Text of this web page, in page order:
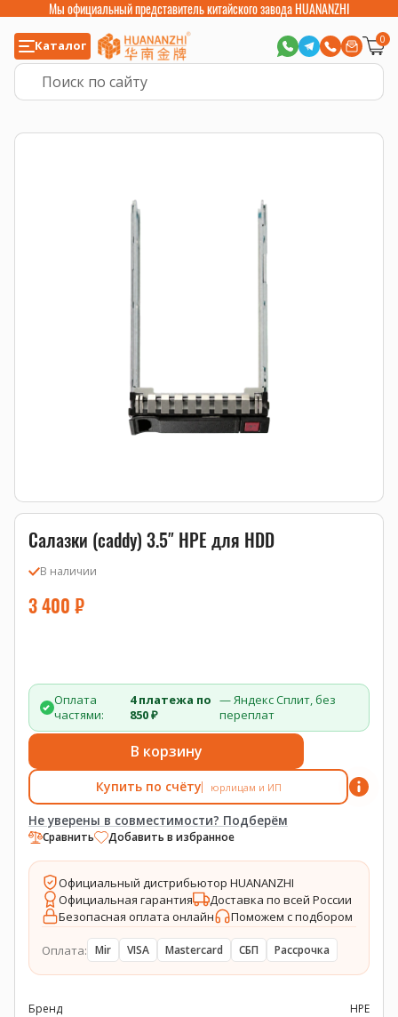
Мы официальный представитель китайского завода HUANANZHI
Каталог 0
Салазки (caddy) 3.5″ HPE для HDD
В наличии
3 400 ₽
Оплата
частями:
4 платежа по
850 ₽
— Яндекс Сплит, без
переплат
В корзину
Купить по счёту юрлицам и ИП
Не уверены в совместимости? Подберём
Сравнить Добавить в избранное
Официальный дистрибьютор HUANANZHI
Официальная гарантия
Доставка по всей России
Безопасная оплата онлайн
Поможем с подбором
Оплата: Mir VISA Mastercard СБП Рассрочка
Бренд HPE